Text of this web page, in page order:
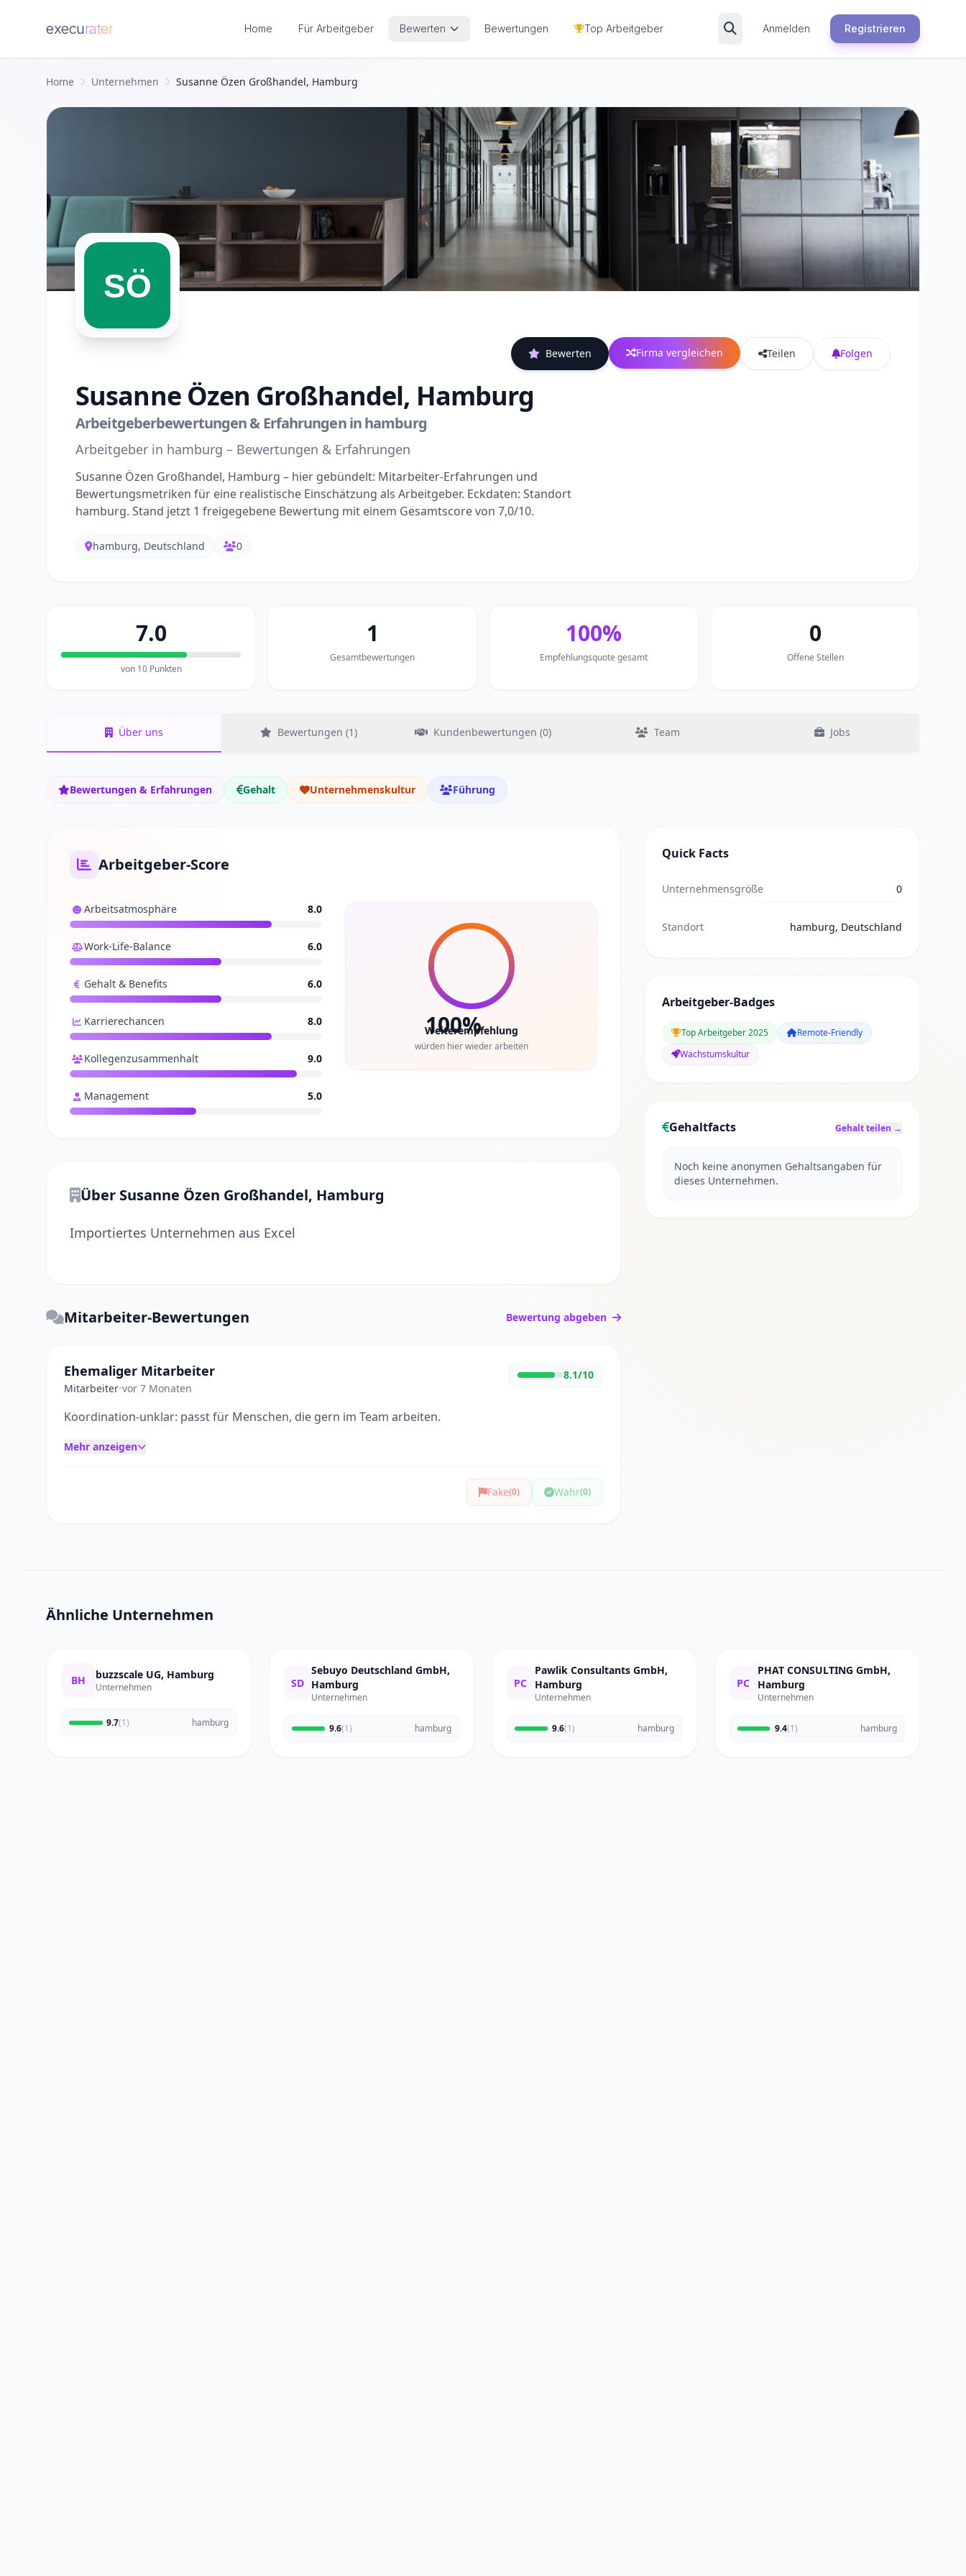
execurater Home Für Arbeitgeber Bewerten Bewertungen Top Arbeitgeber Anmelden Registrieren
Home Unternehmen Susanne Özen Großhandel, Hamburg
Bewerten Firma vergleichen Teilen Folgen
Susanne Özen Großhandel, Hamburg
Arbeitgeberbewertungen & Erfahrungen in hamburg
Arbeitgeber in hamburg – Bewertungen & Erfahrungen
Susanne Özen Großhandel, Hamburg – hier gebündelt: Mitarbeiter-Erfahrungen und
Bewertungsmetriken für eine realistische Einschätzung als Arbeitgeber. Eckdaten: Standort
hamburg. Stand jetzt 1 freigegebene Bewertung mit einem Gesamtscore von 7,0/10.
hamburg, Deutschland 0
7.0
von 10 Punkten
1
Gesamtbewertungen
100%
Empfehlungsquote gesamt
0
Offene Stellen
Über uns Bewertungen (1) Kundenbewertungen (0) Team Jobs
Bewertungen & Erfahrungen Gehalt Unternehmenskultur Führung
Arbeitgeber-Score
Arbeitsatmosphäre 8.0
Work-Life-Balance 6.0
Gehalt & Benefits 6.0
Karrierechancen 8.0
Kollegenzusammenhalt 9.0
Management 5.0
100%
Weiterempfehlung
würden hier wieder arbeiten
Über Susanne Özen Großhandel, Hamburg
Importiertes Unternehmen aus Excel
Mitarbeiter-Bewertungen Bewertung abgeben
Ehemaliger Mitarbeiter
Mitarbeiter•vor 7 Monaten
8.1/10
Koordination-unklar: passt für Menschen, die gern im Team arbeiten.
Mehr anzeigen
Fake(0) Wahr(0)
Quick Facts
Unternehmensgröße 0
Standort hamburg, Deutschland
Arbeitgeber-Badges
Top Arbeitgeber 2025
Remote-Friendly
Wachstumskultur
Gehaltfacts Gehalt teilen →
Noch keine anonymen Gehaltsangaben für
dieses Unternehmen.
Ähnliche Unternehmen
BH buzzscale UG, Hamburg
Unternehmen
9.7(1) hamburg
SD
Sebuyo Deutschland GmbH,
Hamburg
Unternehmen
9.6(1) hamburg
PC
Pawlik Consultants GmbH,
Hamburg
Unternehmen
9.6(1) hamburg
PC
PHAT CONSULTING GmbH,
Hamburg
Unternehmen
9.4(1) hamburg